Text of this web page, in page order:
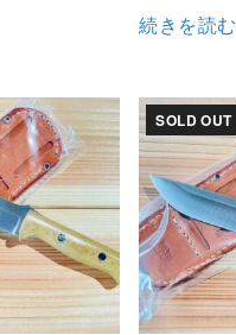
続きを読む
SOLD OUT